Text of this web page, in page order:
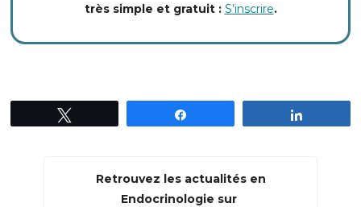
très simple et gratuit : S’inscrire.
Retrouvez les actualités en
Endocrinologie sur